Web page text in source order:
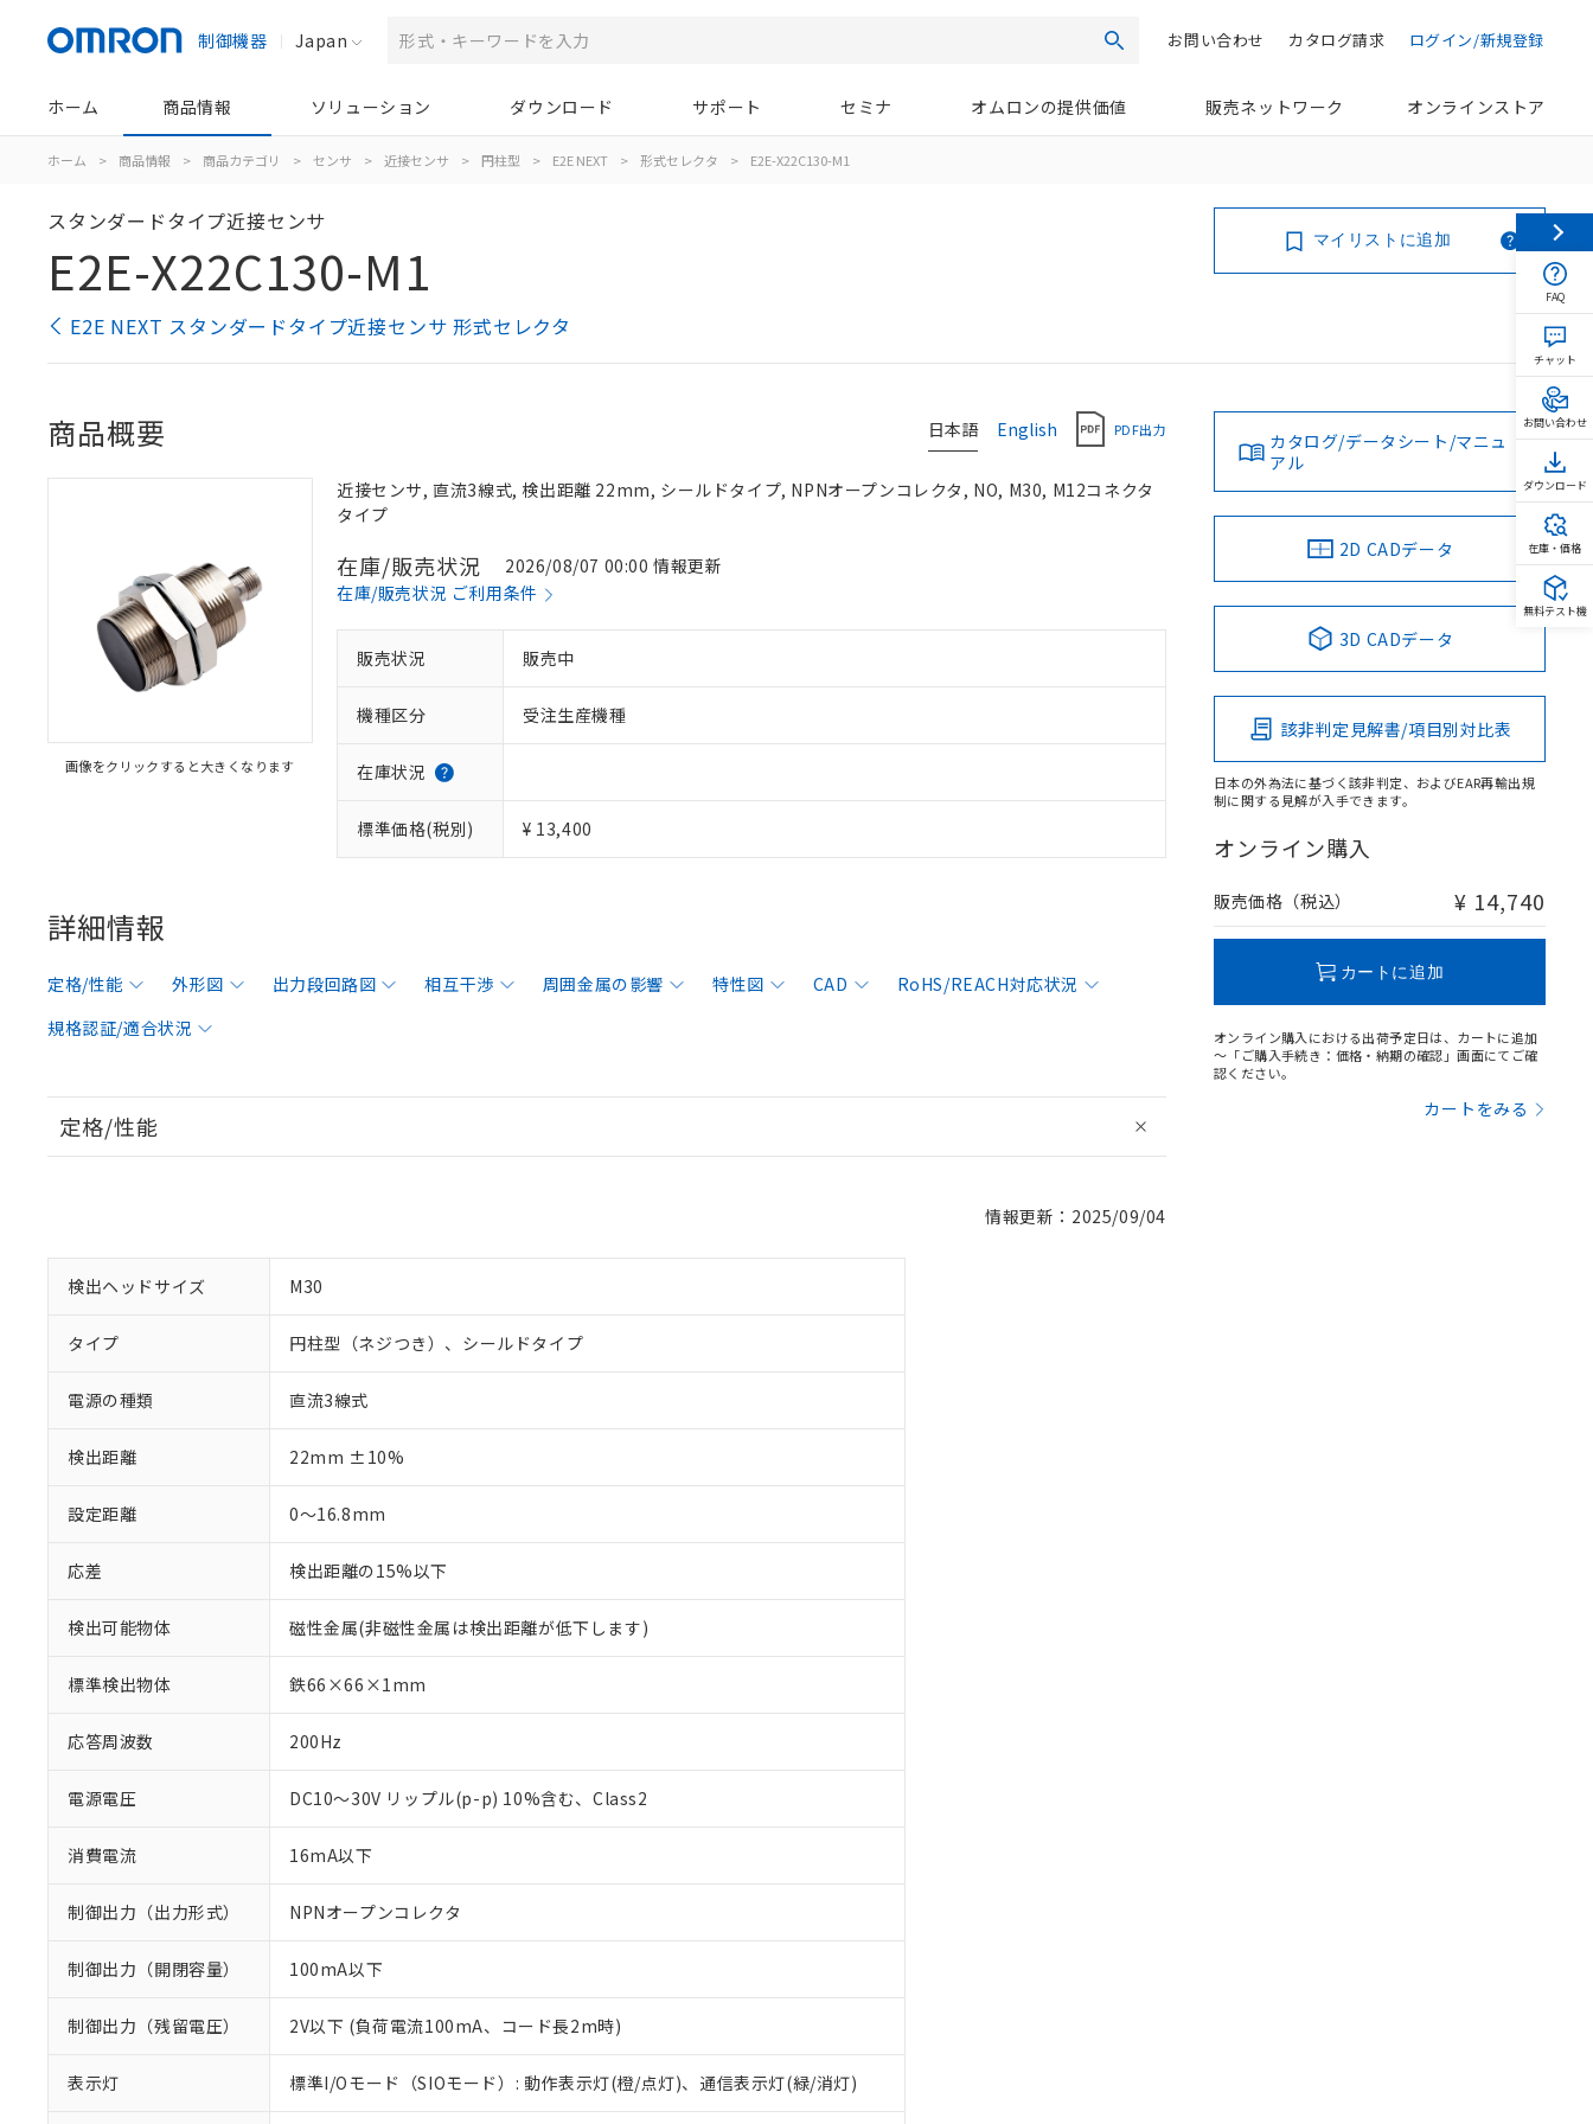
制御機器 Japan 検索 ログイン/新規登録
カタログ請求
お問い合わせ
ホーム 商品情報 ソリューション ダウンロード サポート セミナ オムロンの提供価値 販売ネットワーク オンラインストア
ホーム > 商品情報 > 商品カテゴリ > センサ > 近接センサ > 円柱型 > E2E NEXT > 形式セレクタ > E2E-X22C130-M1
スタンダードタイプ近接センサ
E2E-X22C130-M1
E2E NEXT スタンダードタイプ近接センサ 形式セレクタ
マイリストに追加
日本語 English PDF出力
商品概要
画像をクリックすると大きくなります
近接センサ, 直流3線式, 検出距離 22mm, シールドタイプ, NPNオープンコレクタ, NO, M30, M12コネクタ
タイプ
在庫/販売状況
2026/08/07 00:00 情報更新
在庫/販売状況 ご利用条件
販売状況 販売中
機種区分 受注生産機種
在庫状況
標準価格(税別) ¥ 13,400
詳細情報
定格/性能 外形図 出力段回路図 相互干渉 周囲金属の影響 特性図 CAD
RoHS/REACH対応状況
規格認証/適合状況
定格/性能
情報更新：2025/09/04
検出ヘッドサイズ M30
タイプ 円柱型（ネジつき）、シールドタイプ
電源の種類 直流3線式
検出距離 22mm ±10%
設定距離 0～16.8mm
応差 検出距離の15%以下
検出可能物体 磁性金属(非磁性金属は検出距離が低下します)
標準検出物体 鉄66×66×1mm
応答周波数 200Hz
電源電圧 DC10～30V リップル(p-p) 10%含む、Class2
消費電流 16mA以下
制御出力（出力形式） NPNオープンコレクタ
制御出力（開閉容量） 100mA以下
制御出力（残留電圧） 2V以下 (負荷電流100mA、コード長2m時)
表示灯 標準I/Oモード（SIOモード）: 動作表示灯(橙/点灯)、通信表示灯(緑/消灯)
カタログ/データシート/マニュ
アル
2D CADデータ
3D CADデータ
該非判定見解書/項目別対比表
日本の外為法に基づく該非判定、およびEAR再輸出規
制に関する見解が入手できます。
オンライン購入
販売価格（税込） ¥ 14,740
カートに追加
オンライン購入における出荷予定日は、カートに追加
～「ご購入手続き：価格・納期の確認」画面にてご確
認ください。
カートをみる
※1 対応状況
対応済み：EU RoHS指令（10物質）の非含有に対応した製品が提供可能な商品です。
対応予定：EU RoHS指令（10物質）の非含有に対応した製品に切り替える予定のある商品です。
対応予定なし：EU RoHS指令（10物質）の非含有に非対応の商品で、対応品を出す予定はありません。
FAQ
チャット
お問い合わせ
ダウンロード
在庫・価格
無料テスト機